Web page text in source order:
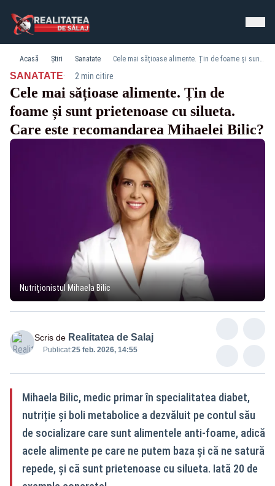
Acasă Știri Sanatate Cele mai sățioase alimente. Țin de foame și sunt prietenoase cu silueta. Care este recomandarea Mihaelei Bilic?
SANATATE· 2 min citire
Cele mai sățioase alimente. Țin de
foame și sunt prietenoase cu silueta.
Care este recomandarea Mihaelei Bilic?
Nutriţionistul Mihaela Bilic
Scris de Realitatea de Salaj
Publicat:25 feb. 2026, 14:55
Mihaela Bilic, medic primar în specialitatea diabet,
nutriție și boli metabolice a dezvăluit pe contul său
de socializare care sunt alimentele anti-foame, adică
acele alimente pe care ne putem baza și că ne satură
repede, și că sunt prietenoase cu silueta. Iată 20 de